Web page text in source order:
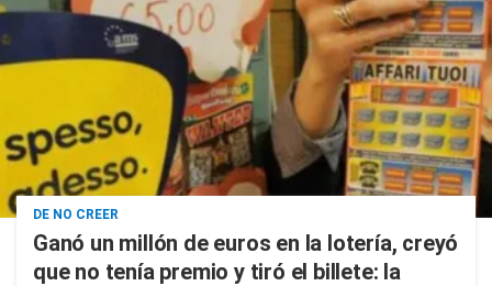
DE NO CREER
Ganó un millón de euros en la lotería, creyó
que no tenía premio y tiró el billete: la